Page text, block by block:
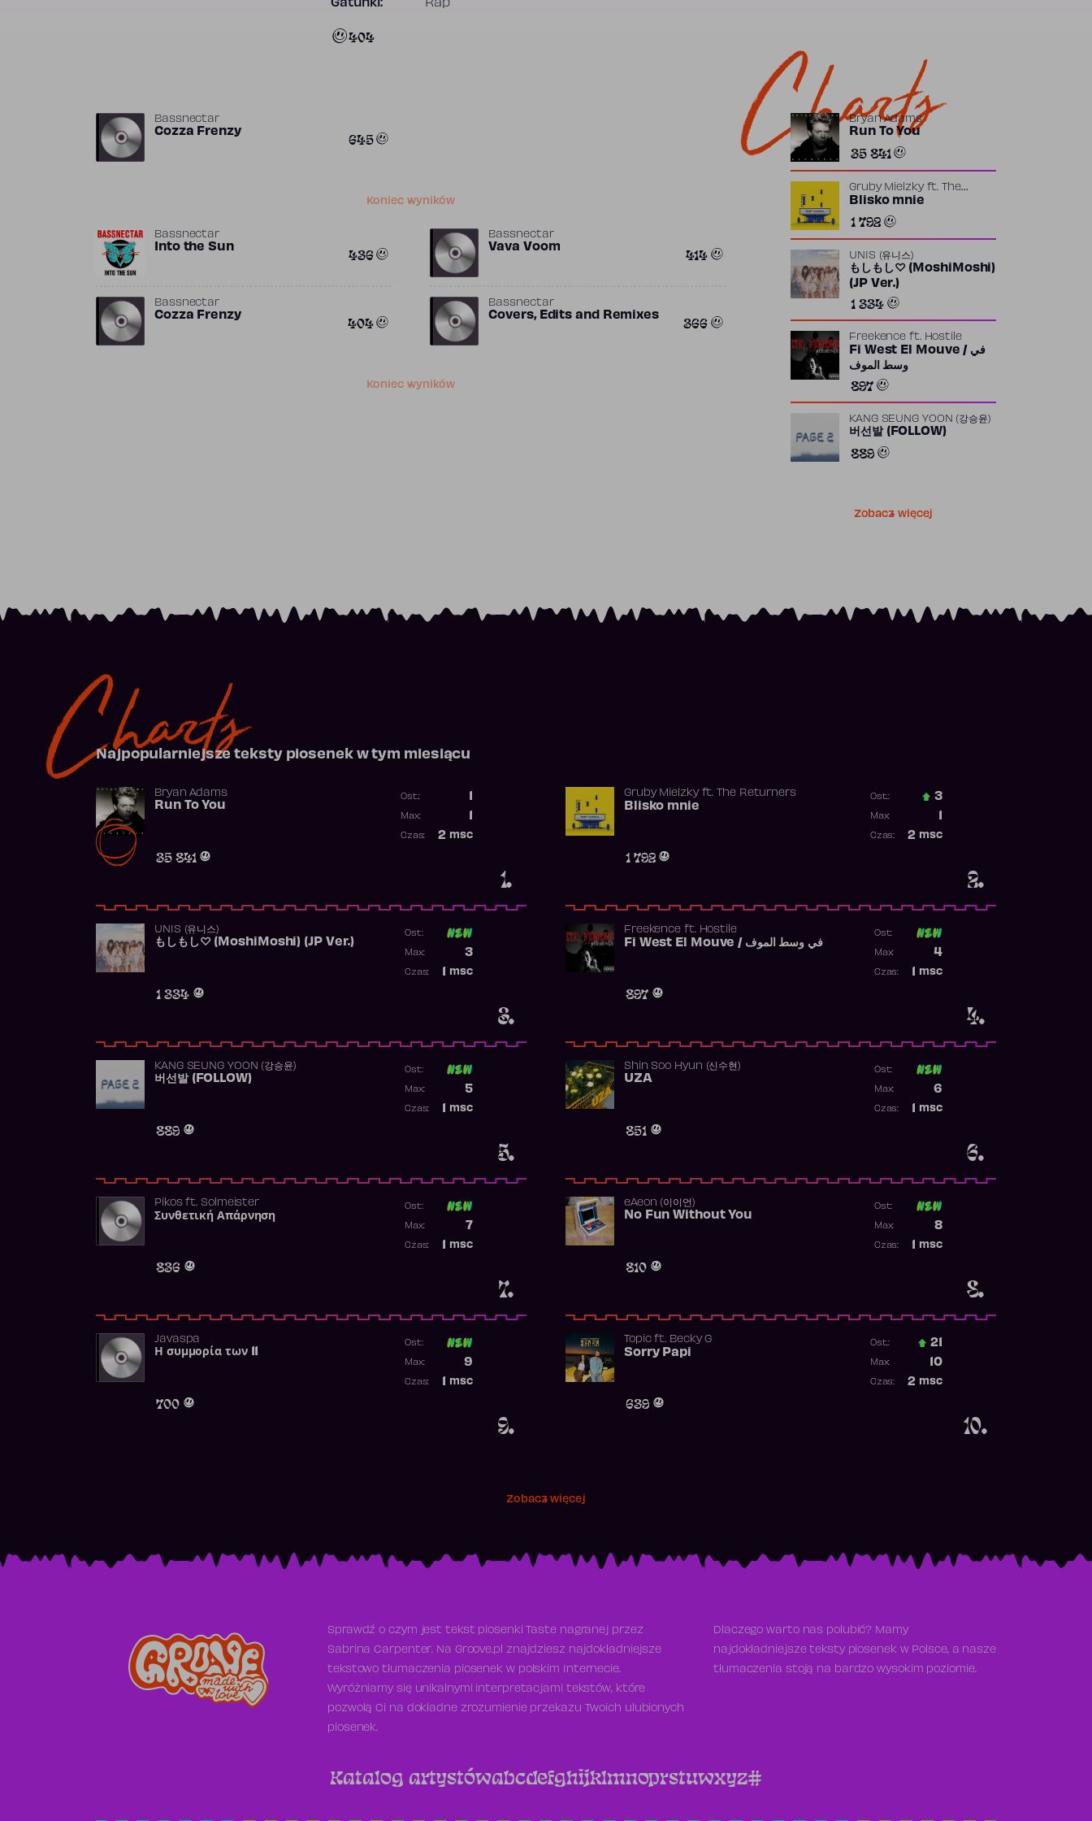
Gatunki: Rap
404
Bassnectar
Cozza Frenzy 645
Koniec wyników
Bassnectar
Into the Sun 436
Bassnectar
Vava Voom 414
Bassnectar
Cozza Frenzy 404
Bassnectar
Covers, Edits and Remixes 366
Koniec wyników
Charts
Bryan Adams
Run To You
35 841
Gruby Mielzkyft.
The
Returners
Blisko mnie
1 792
UNIS (유니스)
もしもし♡ (MoshiMoshi)
(JP Ver.)
1 334
Freekence ft. Hostile
Fi West El Mouve / في
وسط الموف
897
KANG SEUNG YOON (강승윤)
버선발 (FOLLOW)
889
Zobacz więcej
Charts
Najpopularniejsze teksty piosenek w tym miesiącu
1.
Bryan Adams
Run To You
35 841
Ost.:
Max:
2 msc
Czas:
2.
Gruby Mielzkyft. The Returners
Blisko mnie
1 792
Ost.: 3
Max:
2 msc
Czas:
3.
UNIS (유니스)
もしもし♡ (MoshiMoshi) (JP Ver.)
1 334
Ost:
3
Max:
msc
Czas:
4.
Freekence ft. Hostile
Fi West El Mouve / في وسط الموف
897
Ost:
4
Max:
msc
Czas:
5.
KANG SEUNG YOON (강승윤)
버선발 (FOLLOW)
889
Ost:
5
Max:
msc
Czas:
6.
Shin Soo Hyun (신수현)
UZA
851
Ost:
6
Max:
msc
Czas:
7.
Pikosft. Solmeister
Συνθετική Απάρνηση
836
Ost:
7
Max:
msc
Czas:
8.
​eAeon (이이언)
No Fun Without You
810
Ost:
8
Max:
msc
Czas:
9.
Javaspa
Η συμμορία των 11
700
Ost:
9
Max:
msc
Czas:
10.
Topicft. Becky G
Sorry Papi
639
Ost.: 21
10
Max:
2 msc
Czas:
Zobacz więcej
Sprawdź o czym jest tekst piosenki Taste nagranej przez
Sabrina Carpenter. Na Groove.pl znajdziesz najdokładniejsze
tekstowo tłumaczenia piosenek w polskim Internecie.
Wyróżniamy się unikalnymi interpretacjami tekstów, które
pozwolą Ci na dokładne zrozumienie przekazu Twoich ulubionych
piosenek.
Dlaczego warto nas polubić? Mamy
najdokładniejsze teksty piosenek w Polsce, a nasze
tłumaczenia stoją na bardzo wysokim poziomie.
Katalog artystówabcdefghijklmnoprstuwxyz#